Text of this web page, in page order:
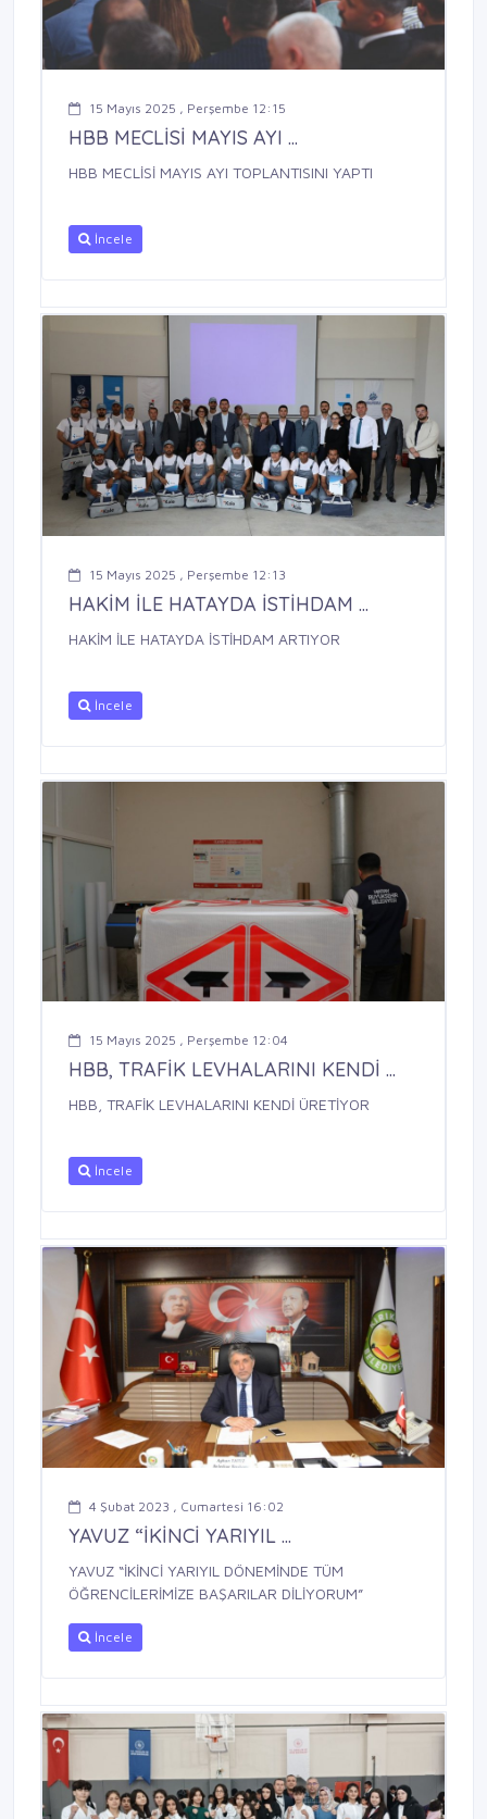
15 Mayıs 2025 , Perşembe 12:15
HBB MECLİSİ MAYIS AYI ...
HBB MECLİSİ MAYIS AYI TOPLANTISINI YAPTI
İncele
15 Mayıs 2025 , Perşembe 12:13
HAKİM İLE HATAYDA İSTİHDAM ...
HAKİM İLE HATAYDA İSTİHDAM ARTIYOR
İncele
15 Mayıs 2025 , Perşembe 12:04
HBB, TRAFİK LEVHALARINI KENDİ ...
HBB, TRAFİK LEVHALARINI KENDİ ÜRETİYOR
İncele
4 Şubat 2023 , Cumartesi 16:02
YAVUZ “İKİNCİ YARIYIL ...
YAVUZ “İKİNCİ YARIYIL DÖNEMİNDE TÜM
ÖĞRENCİLERİMİZE BAŞARILAR DİLİYORUM”
İncele